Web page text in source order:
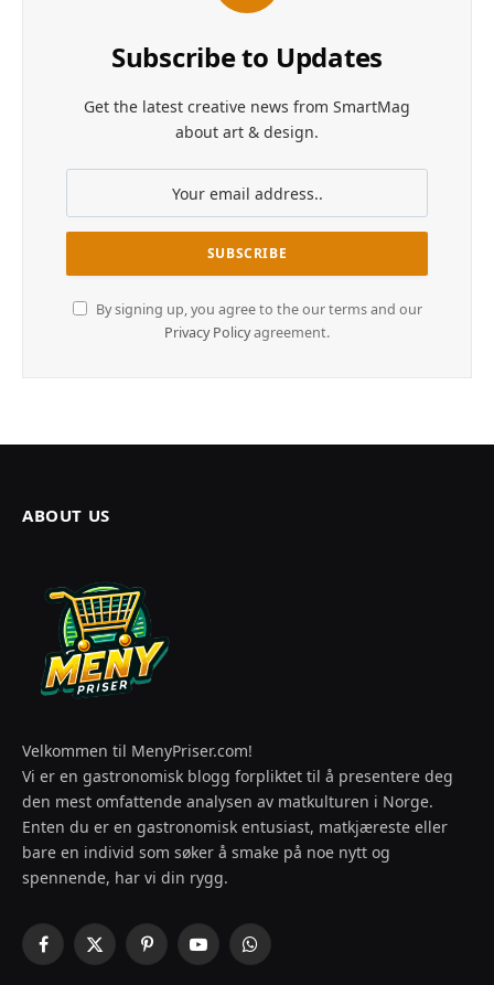
Subscribe to Updates
Get the latest creative news from SmartMag
about art & design.
By signing up, you agree to the our terms and our
Privacy Policyagreement.
ABOUT US
Velkommen til MenyPriser.com!
Vi er en gastronomisk blogg forpliktet til å presentere deg
den mest omfattende analysen av matkulturen i Norge.
Enten du er en gastronomisk entusiast, matkjæreste eller
bare en individ som søker å smake på noe nytt og
spennende, har vi din rygg.
Facebook
X
PinterestYouTubeWhatsApp